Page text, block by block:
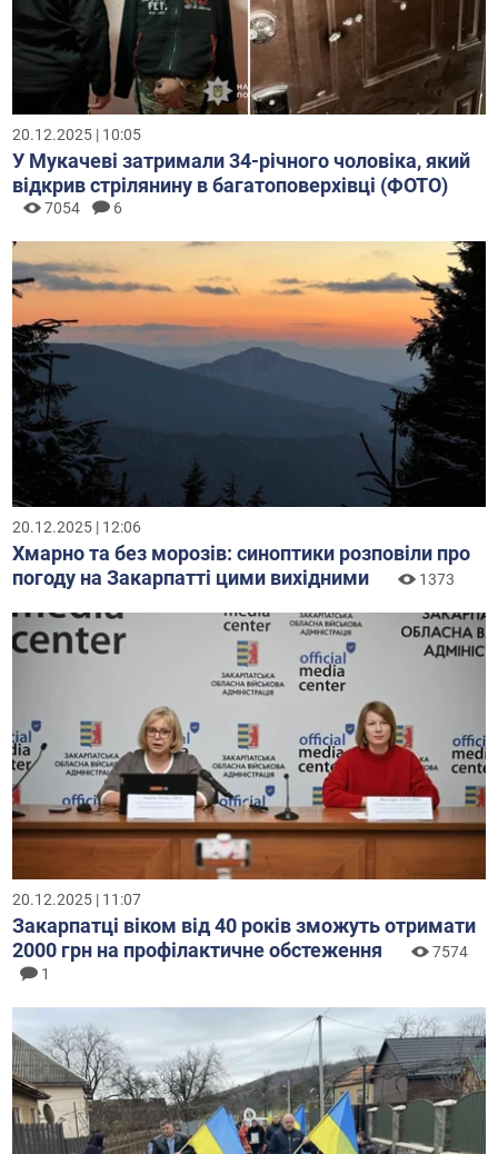
20.12.2025 | 10:05
У Мукачеві затримали 34-річного чоловіка, який
відкрив стрілянину в багатоповерхівці (ФОТО)
7054 6
20.12.2025 | 12:06
Хмарно та без морозів: синоптики розповіли про
погоду на Закарпатті цими вихідними
1373
20.12.2025 | 11:07
Закарпатці віком від 40 років зможуть отримати
2000 грн на профілактичне обстеження
7574
1